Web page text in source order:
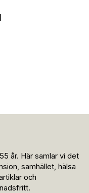
år. Här samlar vi det
samhället, hälsa
och